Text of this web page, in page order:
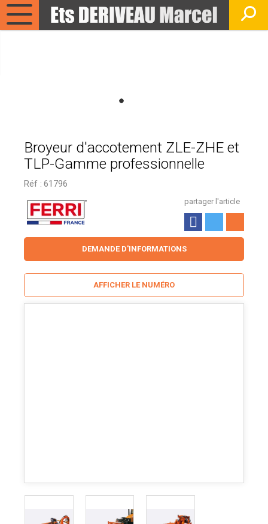
Broyeur d'accotement ZLE-ZHE et
TLP-Gamme professionnelle
Réf : 61796
partager l'article
DEMANDE D'INFORMATIONS
AFFICHER LE NUMÉRO